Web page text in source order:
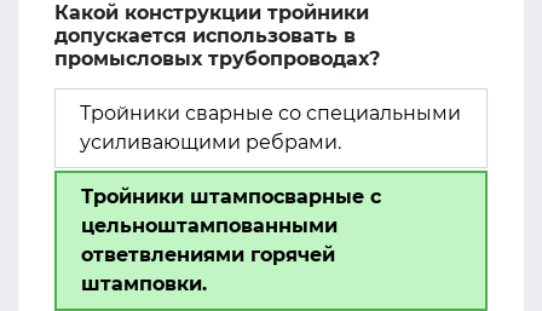
Какой конструкции тройники
допускается использовать в
промысловых трубопроводах?
Тройники сварные со специальными
усиливающими ребрами.
Тройники штампосварные с
цельноштампованными
ответвлениями горячей
штамповки.